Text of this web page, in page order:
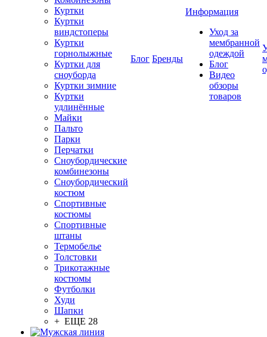
Куртки
Куртки
виндстоперы
Куртки
горнолыжные
Куртки для
сноуборда
Куртки зимние
Куртки
удлинённые
Майки
Пальто
Парки
Перчатки
Сноубордические
комбинезоны
Сноубордический
костюм
Спортивные
костюмы
Спортивные
штаны
Термобелье
Толстовки
Трикотажные
костюмы
Футболки
Худи
Шапки
+ ЕЩЕ 28
Блог Бренды
Информация
Уход за
мембранной
одеждой
Блог
Видео
обзоры
товаров